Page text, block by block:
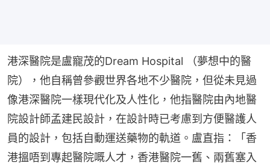
港深醫院是盧寵茂的Dream Hospital （夢想中的醫
院），他自稱曾參觀世界各地不少醫院，但從未見過
像港深醫院一樣現代化及人性化，他指醫院由內地醫
院設計師孟建民設計，在設計時已考慮到方便醫護人
員的設計，包括自動運送藥物的軌道。盧直指：「香
港搵唔到專起醫院嘅人才，香港醫院一舊、兩舊塞入